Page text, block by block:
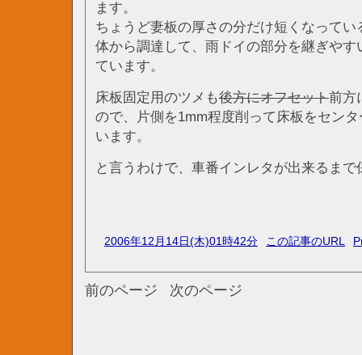
ます。
ちょうど妻板の厚さの分だけ短くなって
体から調達して、雨ドイの部分を継ぎや
ています。
床板固定用のツメも後方にオフセット前方
ので、片側を1mm程度削って床板をセン
います。
と言うわけで、車番インレタが出来るまで
2006年12月14日(木)01時42分 この記事のURL
前のページ 次のページ